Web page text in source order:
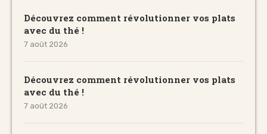
Découvrez comment révolutionner vos plats
avec du thé !
7 août 2026
Découvrez comment révolutionner vos plats
avec du thé !
7 août 2026